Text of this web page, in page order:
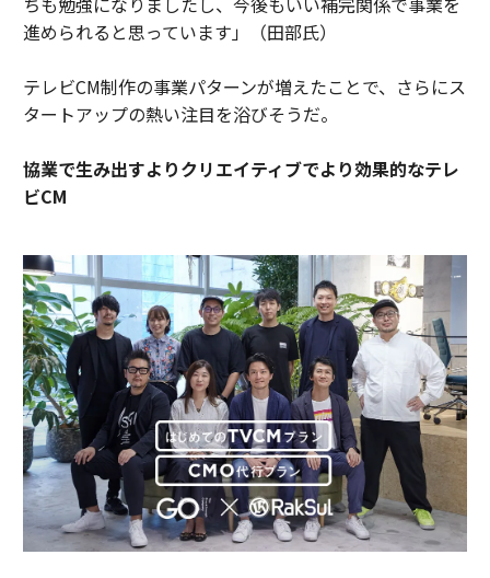
進められると思っています」（田部氏）
テレビCM制作の事業パターンが増えたことで、さらにス
タートアップの熱い注目を浴びそうだ。
協業で生み出すよりクリエイティブでより効果的なテレ
ビCM